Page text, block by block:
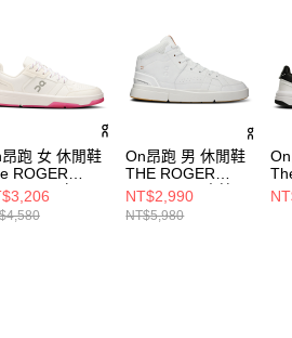
跑 女 休閒鞋
ROGER
白/石
On昂跑 男 休閒鞋
THE ROGER
Clubhouse 中筒
白/沙岩褐
NT$2,990
NT$5,980